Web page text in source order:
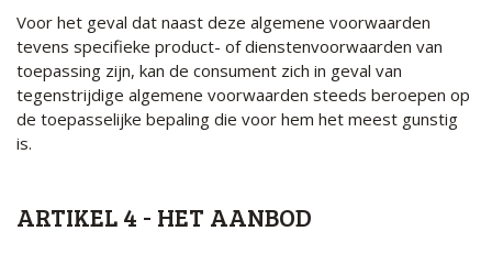
Voor het geval dat naast deze algemene voorwaarden
tevens specifieke product- of dienstenvoorwaarden van
toepassing zijn, kan de consument zich in geval van
tegenstrijdige algemene voorwaarden steeds beroepen op
de toepasselijke bepaling die voor hem het meest gunstig
is.
ARTIKEL 4 - HET AANBOD